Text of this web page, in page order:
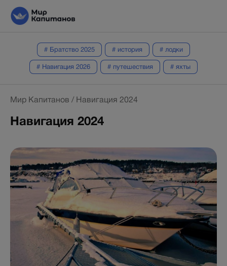
# Братство 2025 # история # лодки
# Навигация 2026 # путешествия # яхты
Мир Капитанов / Навигация 2024
Навигация 2024